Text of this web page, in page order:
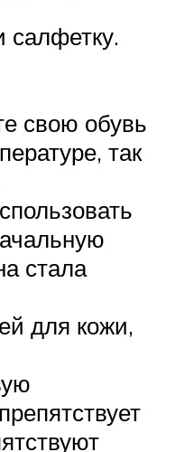
салфетку.
свою обувь
так
стала
для кожи,